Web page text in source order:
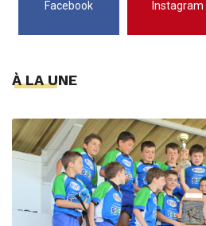
Facebook Instagram
À LA UNE